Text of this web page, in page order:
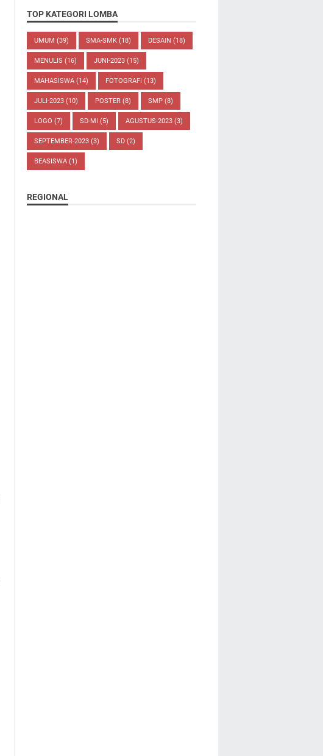
TOP KATEGORI LOMBA
UMUM (39) SMA-SMK (18) DESAIN (18)
MENULIS (16) JUNI-2023 (15)
MAHASISWA (14) FOTOGRAFI (13)
JULI-2023 (10) POSTER (8) SMP (8)
LOGO (7) SD-MI (5) AGUSTUS-2023 (3)
SEPTEMBER-2023 (3) SD (2)
BEASISWA (1)
REGIONAL